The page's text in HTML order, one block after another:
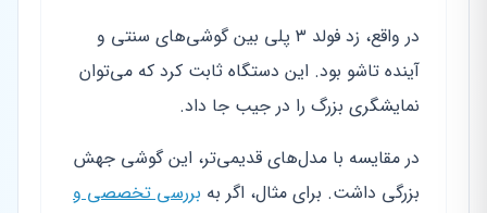
در واقع، زد فولد ۳ پلی بین گوشی‌های سنتی و
آینده تاشو بود. این دستگاه ثابت کرد که می‌توان
نمایشگری بزرگ را در جیب جا داد.
در مقایسه با مدل‌های قدیمی‌تر، این گوشی جهش
بزرگی داشت. برای مثال، اگر به بررسی تخصصی و